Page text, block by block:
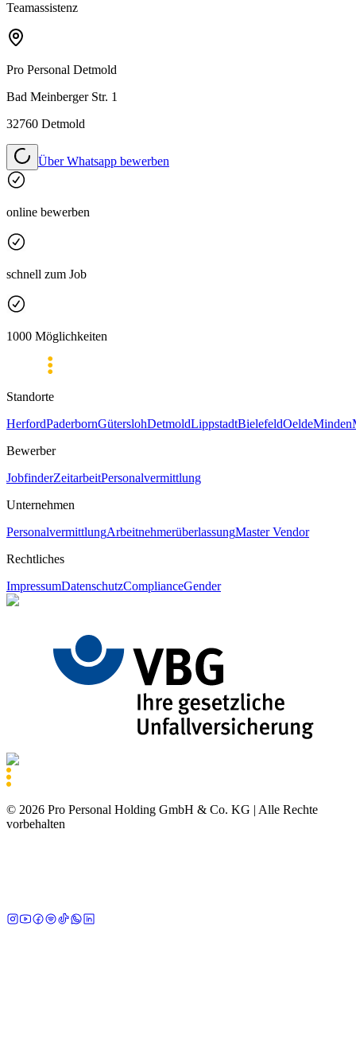
Teamassistenz
Pro Personal Detmold
Bad Meinberger Str. 1
32760 Detmold
Über Whatsapp bewerben
online bewerben
schnell zum Job
1000 Möglichkeiten
Standorte
HerfordPaderbornGüterslohDetmoldLippstadtBielefeldOeldeMinden
Bewerber
JobfinderZeitarbeitPersonalvermittlung
Unternehmen
PersonalvermittlungArbeitnehmerüberlassungMaster Vendor
Rechtliches
ImpressumDatenschutzComplianceGender
© 2026 Pro Personal Holding GmbH & Co. KG | Alle Rechte
vorbehalten